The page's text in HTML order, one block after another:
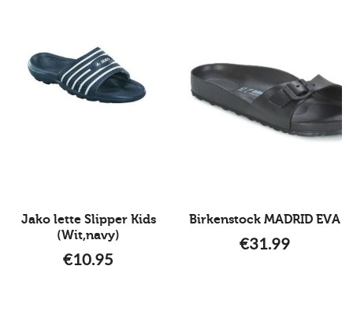
Jako lette Slipper Kids
(Wit,navy)
€10.95
Birkenstock MADRID EVA
€31.99